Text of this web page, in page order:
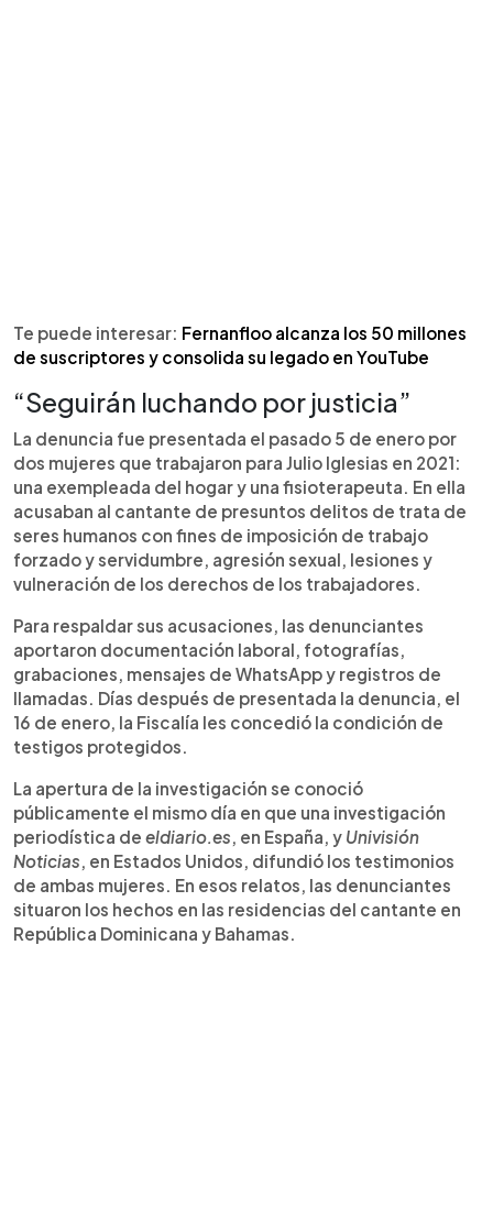
Te puede interesar: Fernanfloo alcanza los 50 millones
de suscriptores y consolida su legado en YouTube
“Seguirán luchando por justicia”
La denuncia fue presentada el pasado 5 de enero por
dos mujeres que trabajaron para Julio Iglesias en 2021:
una exempleada del hogar y una fisioterapeuta. En ella
acusaban al cantante de presuntos delitos de trata de
seres humanos con fines de imposición de trabajo
forzado y servidumbre, agresión sexual, lesiones y
vulneración de los derechos de los trabajadores.
Para respaldar sus acusaciones, las denunciantes
aportaron documentación laboral, fotografías,
grabaciones, mensajes de WhatsApp y registros de
llamadas. Días después de presentada la denuncia, el
16 de enero, la Fiscalía les concedió la condición de
testigos protegidos.
La apertura de la investigación se conoció
públicamente el mismo día en que una investigación
periodística de eldiario.es, en España, y Univisión
Noticias, en Estados Unidos, difundió los testimonios
de ambas mujeres. En esos relatos, las denunciantes
situaron los hechos en las residencias del cantante en
República Dominicana y Bahamas.